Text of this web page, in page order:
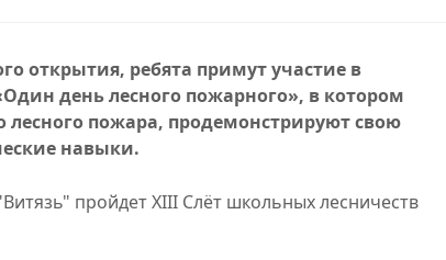
открытия, ребята примут участие в
день лесного пожарного», в котором
лесного пожара, продемонстрируют свою
навыки.
пройдет XIII Слёт школьных лесничеств